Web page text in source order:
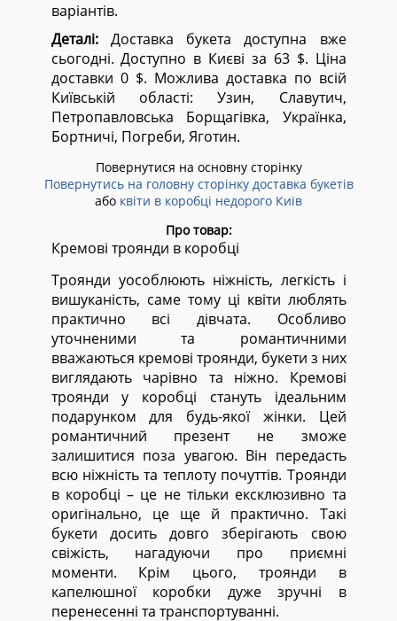
варіантів.
Деталі:Доставка букета доступна вже
сьогодні. Доступно в Києві за 63 $. Ціна
доставки 0 $. Можлива доставка по всій
Київській області:Узин, Славутич,
Петропавловська Борщагівка, Українка,
Бортничі, Погреби, Яготин.
Повернутися на основну сторінку
Повернутись на головну сторінку доставка букетів
або квіти в коробці недорого Київ
Про товар:
Кремові троянди в коробці
Троянди уособлюють ніжність, легкість і
вишуканість, саме тому ці квіти люблять
практично всі дівчата. Особливо
уточненими та романтичними
вважаються кремові троянди, букети з них
виглядають чарівно та ніжно. Кремові
троянди у коробці стануть ідеальним
подарунком для будь-якої жінки. Цей
романтичний презент не зможе
залишитися поза увагою. Він передасть
всю ніжність та теплоту почуттів. Троянди
в коробці – це не тільки ексклюзивно та
оригінально, це ще й практично. Такі
букети досить довго зберігають свою
свіжість, нагадуючи про приємні
моменти. Крім цього, троянди в
капелюшної коробки дуже зручні в
перенесенні та транспортуванні.